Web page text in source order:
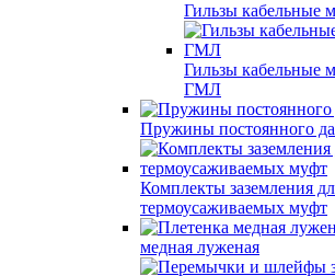
Гильзы кабельные
Гильзы кабельные
ГМЛ
Пружины постоянного
Комплекты заземления
термоусаживаемых муфт
медная луженая